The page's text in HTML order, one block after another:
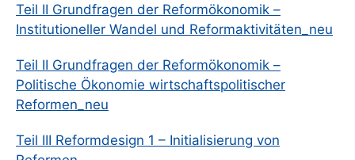
Teil II Grundfragen der Reformökonomik –
Institutioneller Wandel und Reformaktivitäten_neu
Teil II Grundfragen der Reformökonomik –
Politische Ökonomie wirtschaftspolitischer
Reformen_neu
Teil III Reformdesign 1 – Initialisierung von